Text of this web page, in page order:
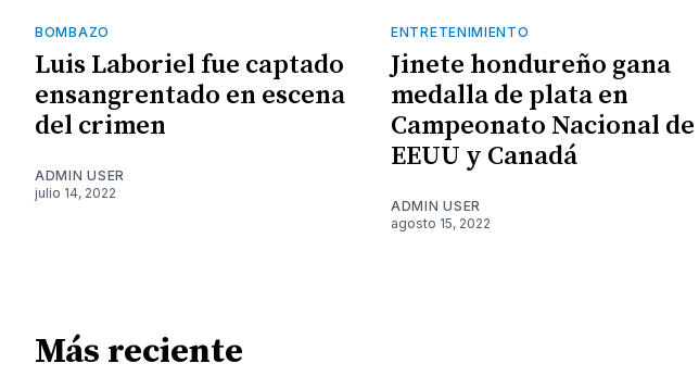
BOMBAZO
Luis Laboriel fue captado
ensangrentado en escena
del crimen
ADMIN USER
julio 14, 2022
ENTRETENIMIENTO
Jinete hondureño gana
medalla de plata en
Campeonato Nacional de
EEUU y Canadá
ADMIN USER
agosto 15, 2022
Más reciente